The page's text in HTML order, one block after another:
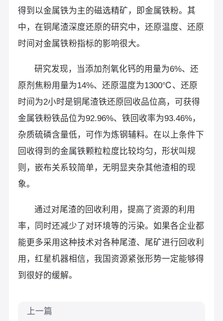
得到以金属铁为主的磁选精矿，即金属铁粉。其
中，在铜尾渣深度还原的研究中，还原温度、还原
时间对金属铁粉指标的影响很大。
研究发现，当添加剂氧化钙的用量为6%、还
原剂焦粉用量为14%、还原温度为1300℃、还原
时间为2小时是铜尾渣铁还原回收品位高，可获得
金属铁粉铁品位为92.96%、铁回收率为93.46%，
杂质硫磷含量低，可作为炼钢辅料。在以上条件下
回收得到的金属铁颗粒粒度比较均匀，形状叫规
则，嵌布关系较简单，无明显夹杂其他渣相的现
象。
通过对尾渣的回收利用，提高了资源的利用
率，同时还减少了对环境等的污染。如果各企业都
能更多采用这种技术对各种尾渣、尾矿进行回收利
用，红星机器相信，我国资源紧张形势一定能够得
到很好的缓解。
上一篇